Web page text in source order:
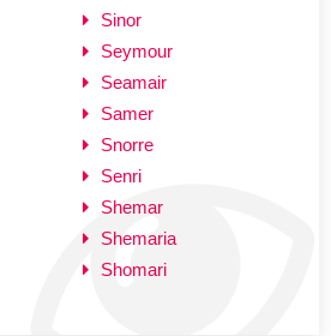
Sinor
Seymour
Seamair
Samer
Snorre
Senri
Shemar
Shemaria
Shomari